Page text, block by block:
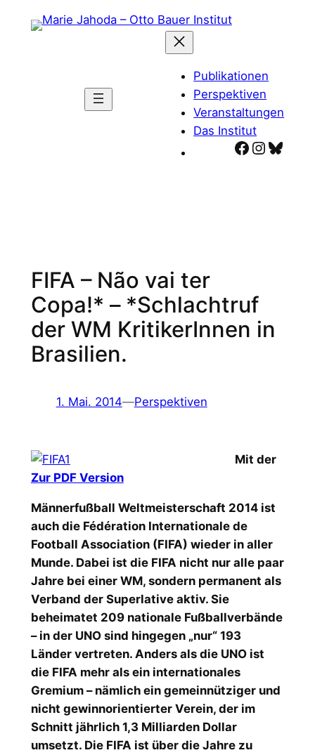
Inhalt
Publikationen
Perspektiven
Veranstaltungen
Das Institut
Facebook
FIFA – Não vai ter
Copa!* – *Schlachtruf
der WM KritikerInnen in
Brasilien.
1. Mai. 2014—Perspektiven
Zur PDF Version
Mit der
Männerfußball Weltmeisterschaft 2014 ist
auch die Fédération Internationale de
Football Association (FIFA) wieder in aller
Munde. Dabei ist die FIFA nicht nur alle paar
Jahre bei einer WM, sondern permanent als
Verband der Superlative aktiv. Sie
beheimatet 209 nationale Fußballverbände
– in der UNO sind hingegen „nur“ 193
Länder vertreten. Anders als die UNO ist
die FIFA mehr als ein internationales
Gremium – nämlich ein gemeinnütziger und
nicht gewinnorientierter Verein, der im
Schnitt jährlich 1,3 Milliarden Dollar
umsetzt. Die FIFA ist über die Jahre zu